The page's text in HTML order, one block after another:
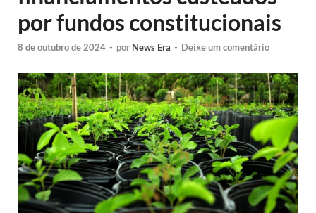
por fundos constitucionais
8 de outubro de 2024 - por News Era - Deixe um comentário